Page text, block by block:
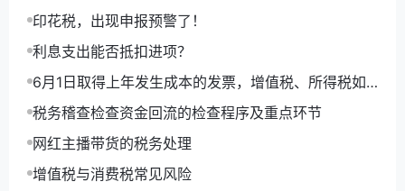
印花税，出现申报预警了！
利息支出能否抵扣进项？
6月1日取得上年发生成本的发票，增值税、所得税如
何处理，如何做账？
税务稽查检查资金回流的检查程序及重点环节
网红主播带货的税务处理
增值税与消费税常见风险